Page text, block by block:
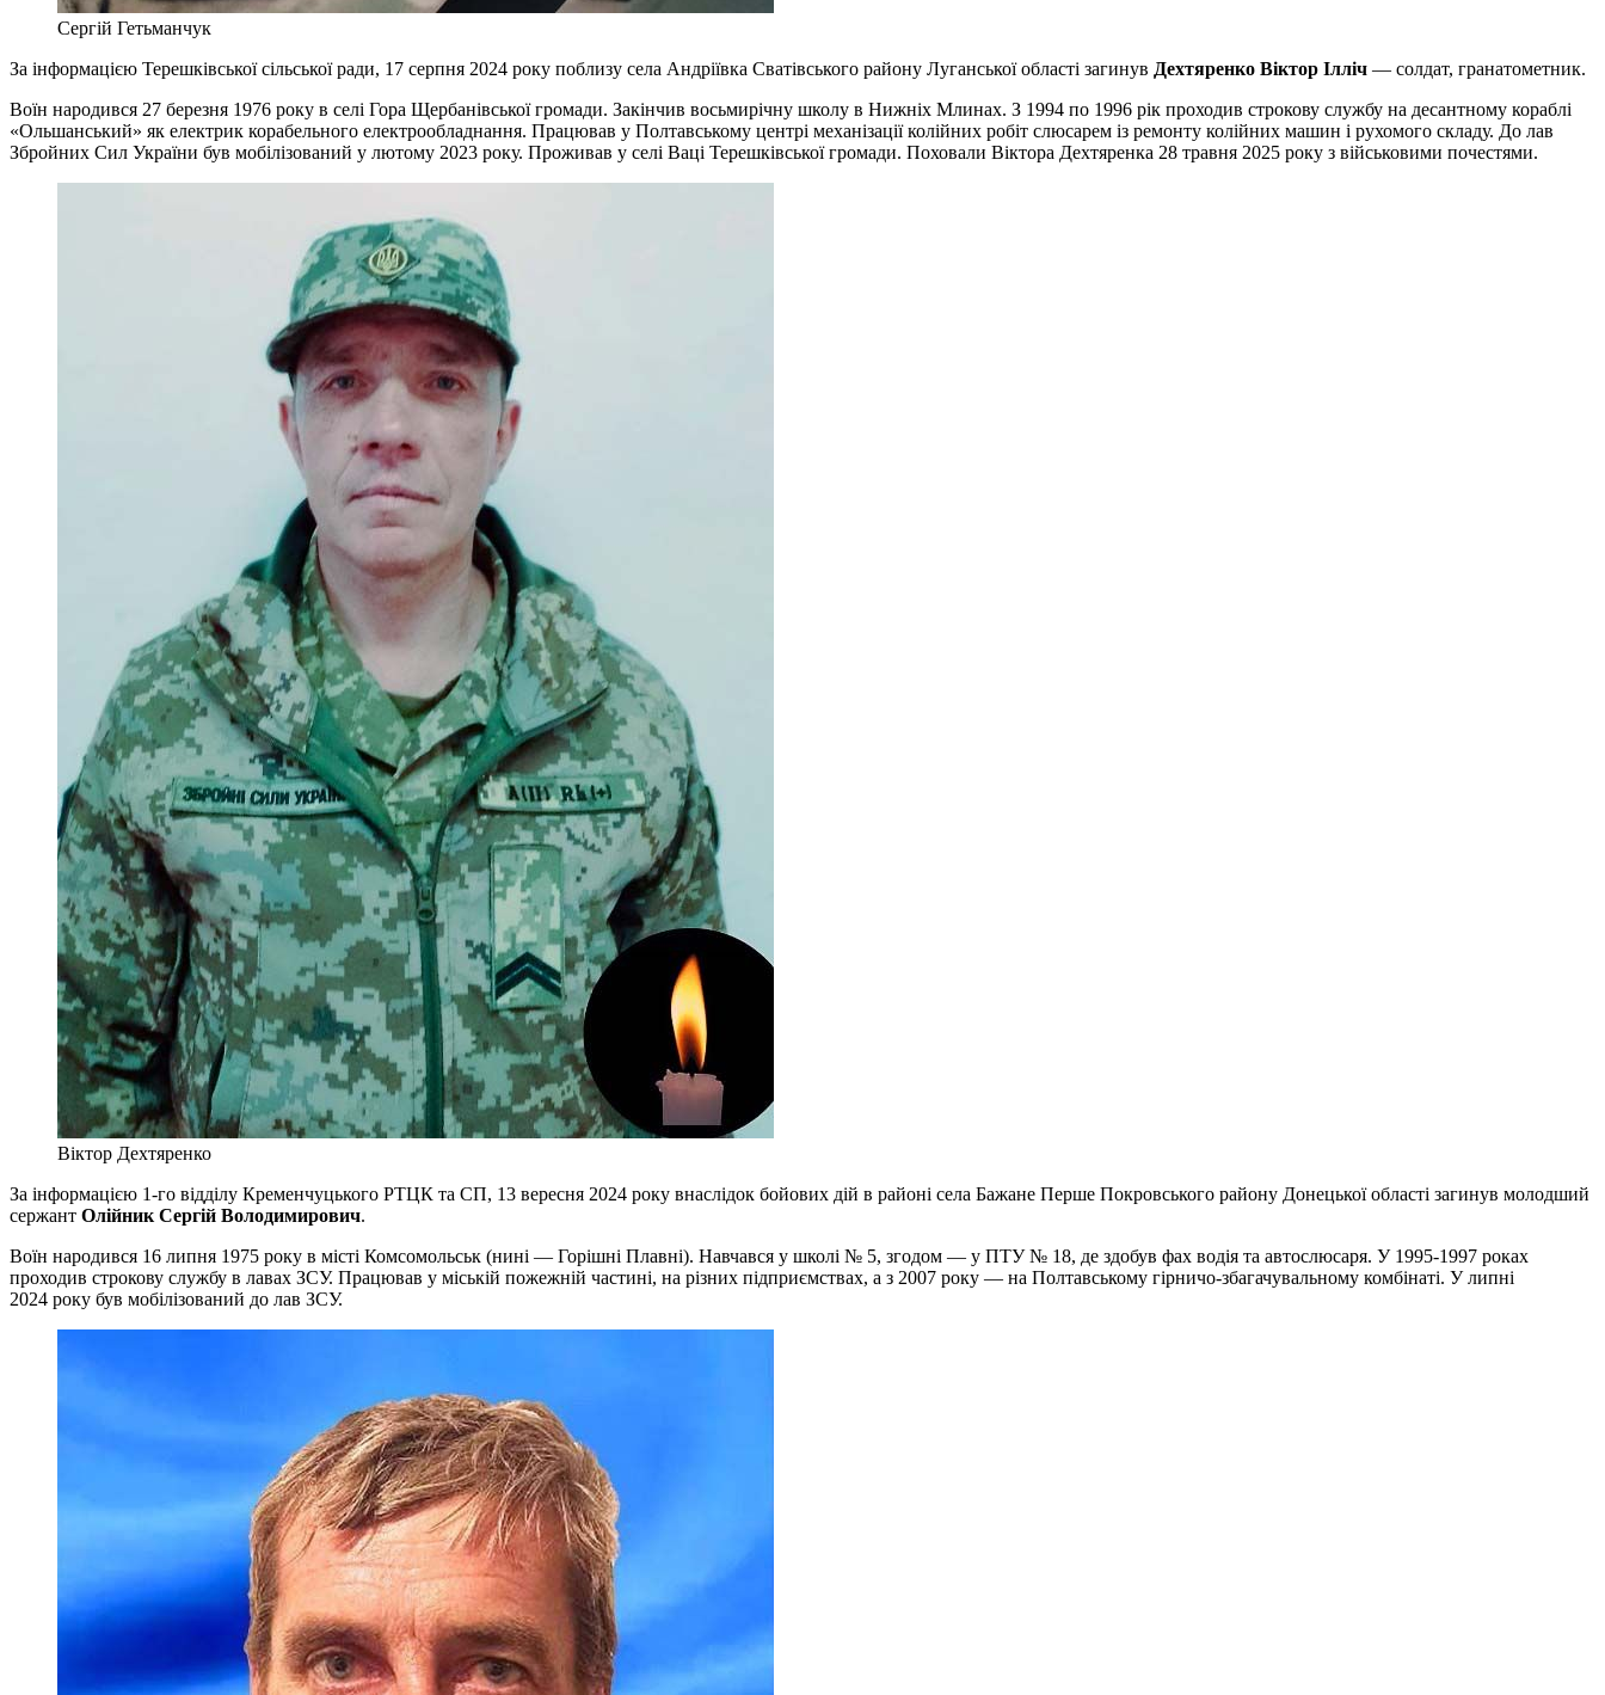
Сергій Гетьманчук
За інформацією Терешківської сільської ради, 17 серпня 2024 року поблизу села Андріївка Сватівського району Луганської області загинув Дехтяренко Віктор Ілліч — солдат, гранатометник.
Воїн народився 27 березня 1976 року в селі Гора Щербанівської громади. Закінчив восьмирічну школу в Нижніх Млинах. З 1994 по 1996 рік проходив строкову службу на десантному кораблі
«Ольшанський» як електрик корабельного електрообладнання. Працював у Полтавському центрі механізації колійних робіт слюсарем із ремонту колійних машин і рухомого складу. До лав
Збройних Сил України був мобілізований у лютому 2023 року. Проживав у селі Ваці Терешківської громади. Поховали Віктора Дехтяренка 28 травня 2025 року з військовими почестями.
Віктор Дехтяренко
За інформацією 1-го відділу Кременчуцького РТЦК та СП, 13 вересня 2024 року внаслідок бойових дій в районі села Бажане Перше Покровського району Донецької області загинув молодший
сержант Олійник Сергій Володимирович.
Воїн народився 16 липня 1975 року в місті Комсомольськ (нині — Горішні Плавні). Навчався у школі № 5, згодом — у ПТУ № 18, де здобув фах водія та автослюсаря. У 1995-1997 роках
проходив строкову службу в лавах ЗСУ. Працював у міській пожежній частині, на різних підприємствах, а з 2007 року — на Полтавському гірничо-збагачувальному комбінаті. У липні
2024 року був мобілізований до лав ЗСУ.